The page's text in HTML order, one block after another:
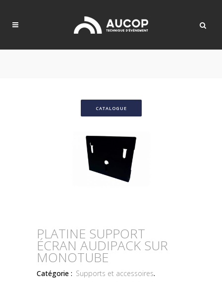
CATALOGUE
PLATINE SUPPORT
ÉCRAN AUDIPACK SUR
MONOTUBE
Catégorie : Supports et accessoires.